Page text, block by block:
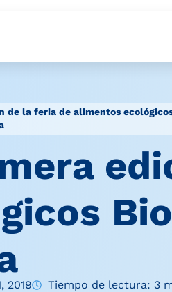
de la feria de alimentos
2019 Tiempo de lectura: 3